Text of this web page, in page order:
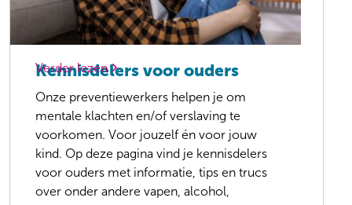
Kennisdelers voor ouders
Onze preventiewerkers helpen je om
mentale klachten en/of verslaving te
voorkomen. Voor jouzelf én voor jouw
kind. Op deze pagina vind je kennisdelers
voor ouders met informatie, tips en trucs
over onder andere vapen, alcohol,
Verder lezen